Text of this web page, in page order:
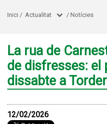
Inici / Actualitat / Notícies
La rua de
de disfresses: el
dissabte a
12/02/2026